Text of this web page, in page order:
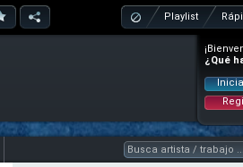
Playlist
¿Qué